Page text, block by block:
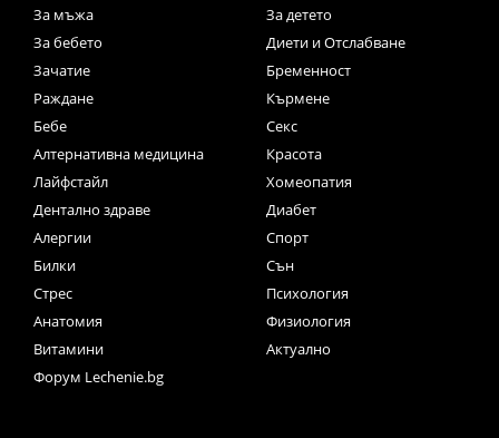
За мъжа
За детето
За бебето
Диети и Отслабване
Зачатие
Бременност
Раждане
Кърмене
Бебе
Секс
Алтернативна медицина
Красота
Лайфстайл
Хомеопатия
Дентално здраве
Диабет
Алергии
Спорт
Билки
Сън
Стрес
Психология
Анатомия
Физиология
Витамини
Актуално
Форум Lechenie.bg